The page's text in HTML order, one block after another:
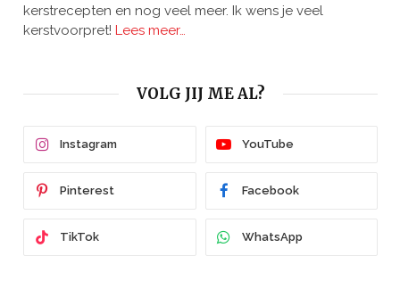
kerstrecepten en nog veel meer. Ik wens je veel
kerstvoorpret! Lees meer…
VOLG JIJ ME AL?
Instagram YouTube
Pinterest Facebook
TikTok WhatsApp